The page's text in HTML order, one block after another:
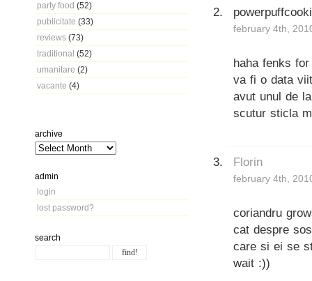
party food (52)
publicitate (33)
reviews (73)
traditional (52)
umanitare (2)
vacante (4)
archive
admin
login
lost password?
search
february 4th,
haha fenks
va fi o data
avut unul de
scutur sticla
Florin
february 4th,
coriandru
cat despre
care si ei se
wait :))